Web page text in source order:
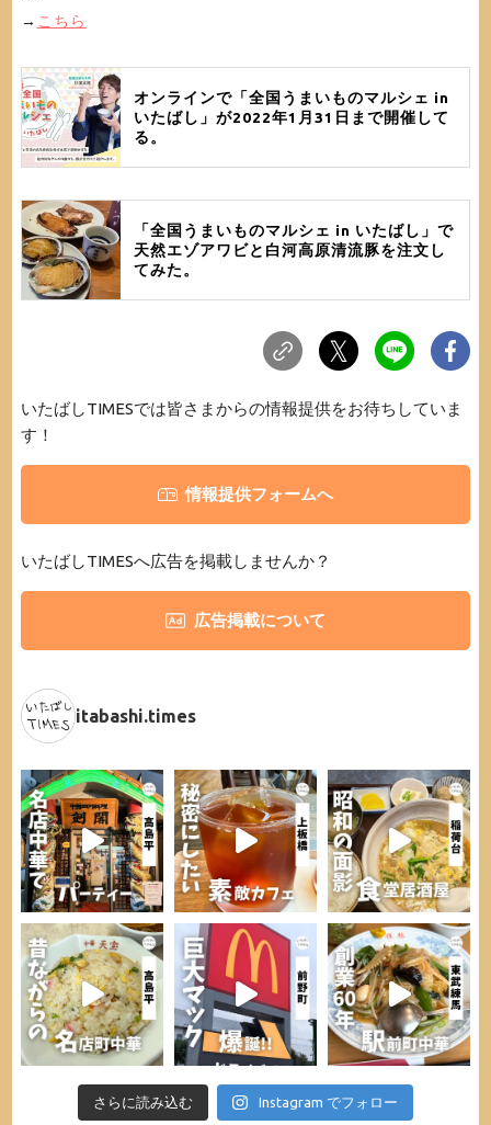
→ こちら
オンラインで「全国うまいものマルシェ in
いたばし」が2022年1月31日まで開催して
る。
「全国うまいものマルシェ in いたばし」で
天然エゾアワビと白河高原清流豚を注文し
てみた。
いたばしTIMESでは皆さまからの情報提供をお待ちしていま
す！
情報提供フォームへ
いたばしTIMESへ広告を掲載しませんか？
広告掲載について
itabashi.times
さらに読み込む Instagram でフォロー